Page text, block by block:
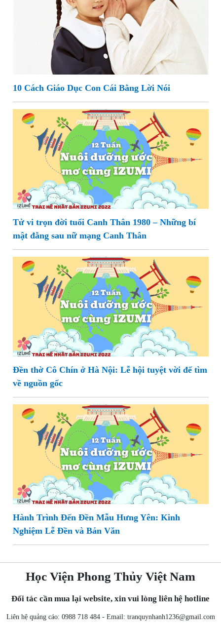
10 Cách Giáo Dục Con Cái Bằng Lời Nói
Tử vi trọn đời tuổi Canh Thân 1980 – Những bí
mật đằng sau nữ mạng Canh Thân
Đền thờ Cô Chín ở Hà Nội: Lễ hội tuyệt vời để tìm
về nguồn gốc
Hành Trình Đến Đền Mẫu Hưng Yên: Kinh
Nghiệm Lễ Đền và Bản Văn
Học Viện Phong Thủy Việt Nam
Đối tác cần mua lại website, xin vui lòng liên hệ hotline
Liên hệ quảng cáo: 0988 718 484 - Email: tranquynhanh1236@gmail.com